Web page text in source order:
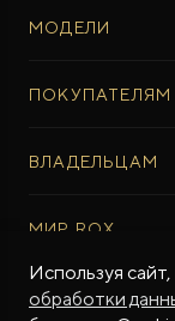
МОДЕЛИ
ROX ADAMAS
ПОКУПАТЕЛЯМ
Авто в наличии
Тест-драйв
Специальные
ФИНАНСЫ И
ВЛАДЕЛЬЦАМ
Регламент ТО
Программное
МИР ROX
О БРЕНДЕ
Бренд ROX
Используя
обработки